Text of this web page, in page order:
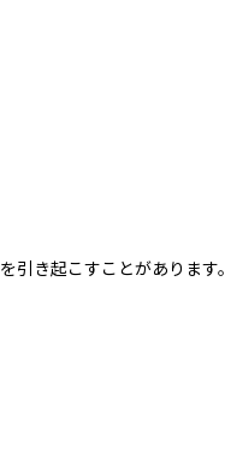
き起こすことがあります。